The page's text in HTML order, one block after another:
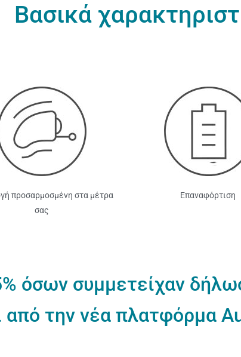
Βασικά
προσαρμοσμένη στα μέτρα
σας
Επαναφόρτιση
όσων συμμετείχαν
από την νέα πλατφόρμα